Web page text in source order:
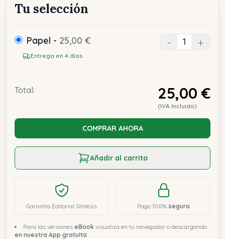
Tu selección
Papel - 25,00 €
Entrega en 4 días
- +
Total: 25,00 €
(IVA Incluido)
COMPRAR AHORA
Añadir al carrito
Garantía Editorial Síntesis Pago 100% seguro
Para las versiones eBook visualiza en tu navegador o descargando
en nuestra App gratuita